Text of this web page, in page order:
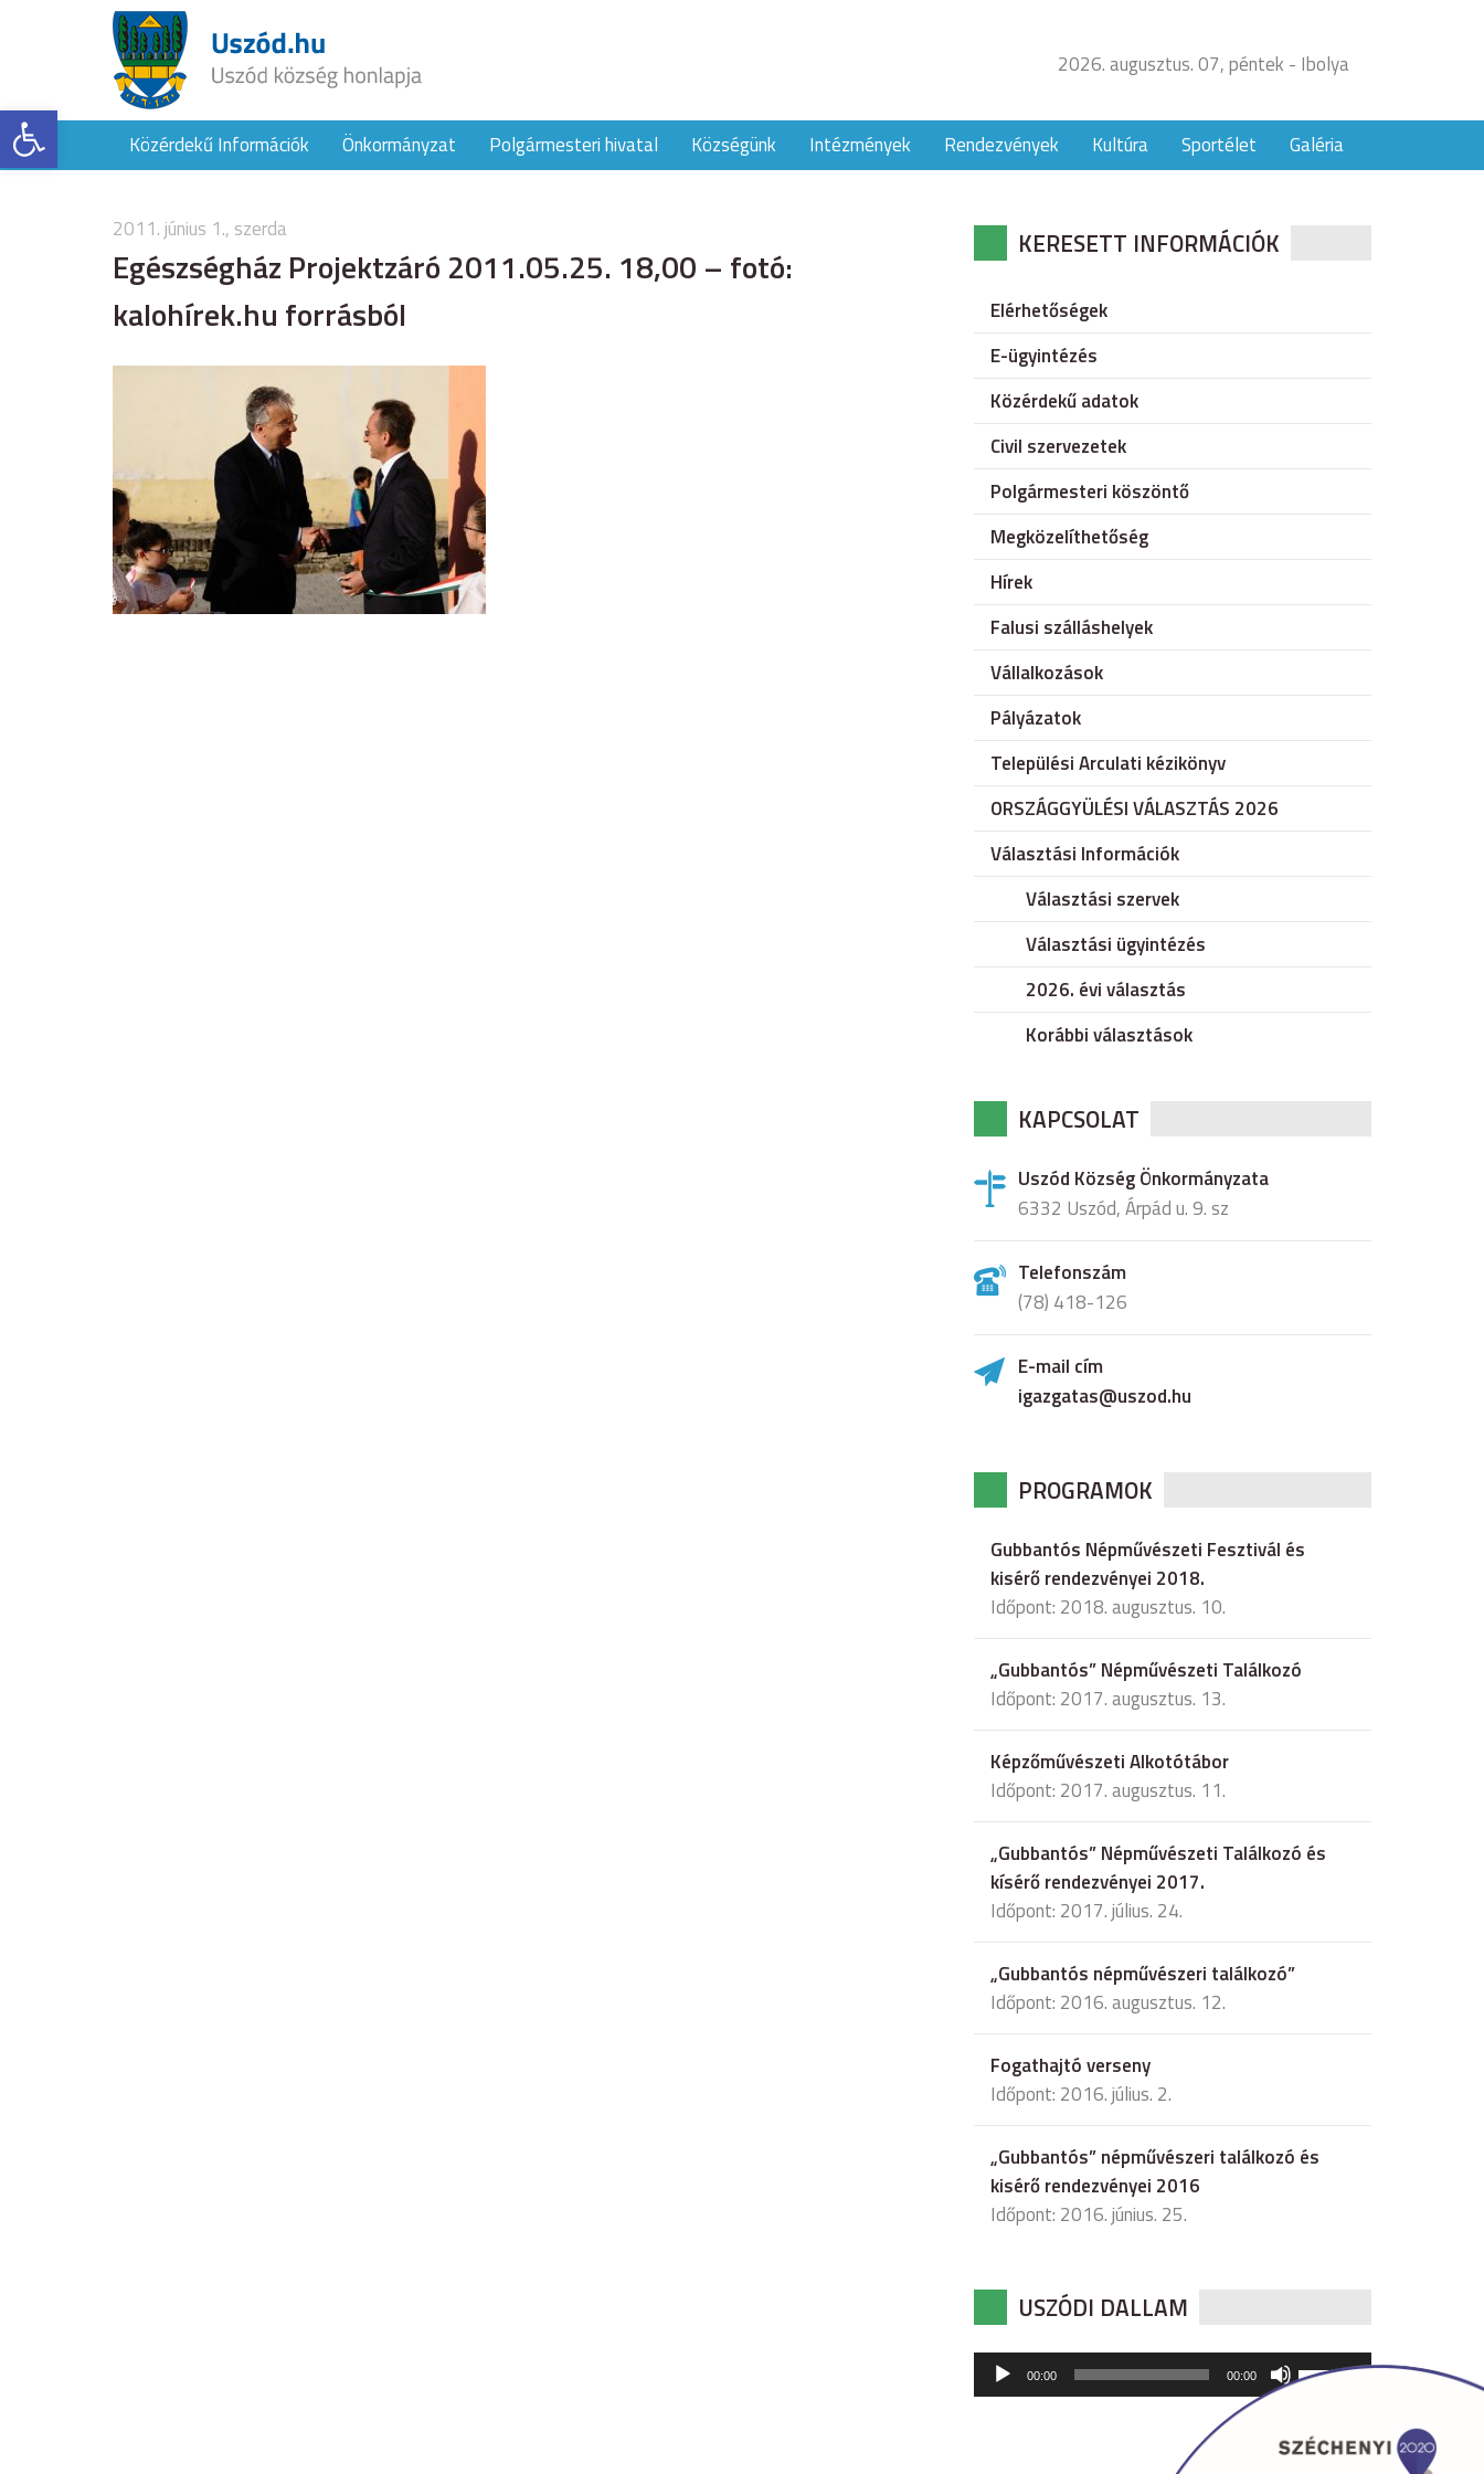
Eszköztár megnyitása
2026. augusztus. 07, péntek - Ibolya
Közérdekű Információk Önkormányzat Polgármesteri hivatal Községünk Intézmények Rendezvények Kultúra Sportélet Galéria
2011. június 1., szerda
Egészségház Projektzáró 2011.05.25. 18,00 – fotó:
kalohírek.hu forrásból
KERESETT INFORMÁCIÓK
Elérhetőségek
E-ügyintézés
Közérdekű adatok
Civil szervezetek
Polgármesteri köszöntő
Megközelíthetőség
Hírek
Falusi szálláshelyek
Vállalkozások
Pályázatok
Települési Arculati kézikönyv
ORSZÁGGYÜLÉSI VÁLASZTÁS 2026
Választási Információk
Választási szervek
Választási ügyintézés
2026. évi választás
Korábbi választások
KAPCSOLAT
Uszód Község Önkormányzata
6332 Uszód, Árpád u. 9. sz
Telefonszám
(78) 418-126
E-mail cím
igazgatas@uszod.hu
PROGRAMOK
Gubbantós Népművészeti Fesztivál és
kisérő rendezvényei 2018.
Időpont: 2018. augusztus. 10.
„Gubbantós” Népművészeti Találkozó
Időpont: 2017. augusztus. 13.
Képzőművészeti Alkotótábor
Időpont: 2017. augusztus. 11.
„Gubbantós” Népművészeti Találkozó és
kísérő rendezvényei 2017.
Időpont: 2017. július. 24.
„Gubbantós népművészeri találkozó”
Időpont: 2016. augusztus. 12.
Fogathajtó verseny
Időpont: 2016. július. 2.
„Gubbantós” népművészeri találkozó és
kisérő rendezvényei 2016
Időpont: 2016. június. 25.
USZÓDI DALLAM
Audió
lejátszó
00:00 00:00
hangerő
csökkentéséhez